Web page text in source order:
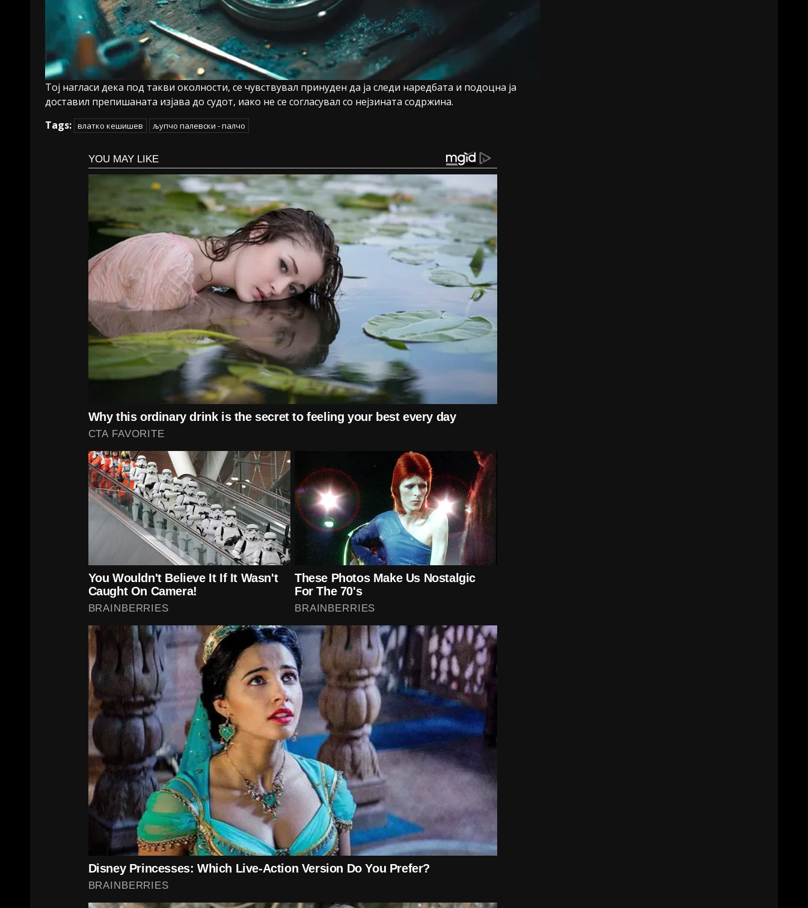
Тој нагласи дека под такви околности, се чувствувал принуден да ја следи наредбата и подоцна ја
доставил препишаната изјава до судот, иако не се согласувал со нејзината содржина.
Tags: влатко кешишев љупчо палевски - палчо